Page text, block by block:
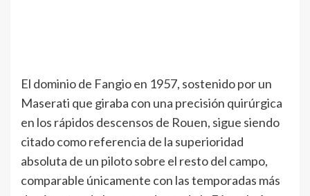
El dominio de Fangio en 1957, sostenido por un
Maserati que giraba con una precisión quirúrgica
en los rápidos descensos de Rouen, sigue siendo
citado como referencia de la superioridad
absoluta de un piloto sobre el resto del campo,
comparable únicamente con las temporadas más